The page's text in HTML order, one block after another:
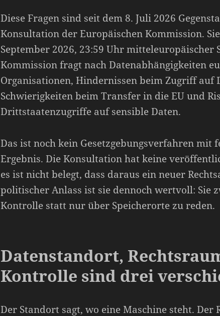
Diese Fragen sind seit dem 8. Juli 2026
Konsultation der Europäischen Kommission.
September 2026, 23:59 Uhr mitteleuropäischer
Kommission fragt nach Datenabhängigkeiten
Organisationen, Hindernissen beim Zugriff auf
Schwierigkeiten beim Transfer in die EU und
Drittstaatenzugriffe auf sensible Daten.
Das ist noch kein Gesetzgebungsverfahren mit
Ergebnis. Die Konsultation hat keine
es ist nicht belegt, dass daraus ein neuer
politischer Anlass ist sie dennoch wertvoll: Sie
Kontrolle statt nur über Speicherorte zu reden.
Datenstandort,
Kontrolle sind drei
Der Standort sagt, wo eine Maschine steht. Der